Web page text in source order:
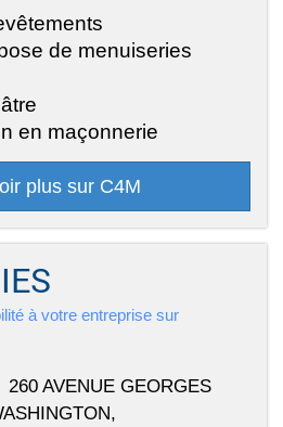
de menuiseries
en maçonnerie
plus sur C4M
à votre entreprise sur
260 AVENUE GEORGES